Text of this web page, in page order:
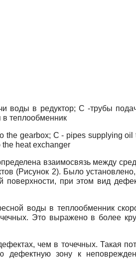
воды в редуктор; C -трубы
в теплообменник
the gearbox; C - pipes supplying oil
heat exchanger
взаимосвязь между
(Рисунок 2). Было
поверхности, при этом вид
воды в теплообменник
Это выражено в более
чем в точечных. Такая
дефектную зону к